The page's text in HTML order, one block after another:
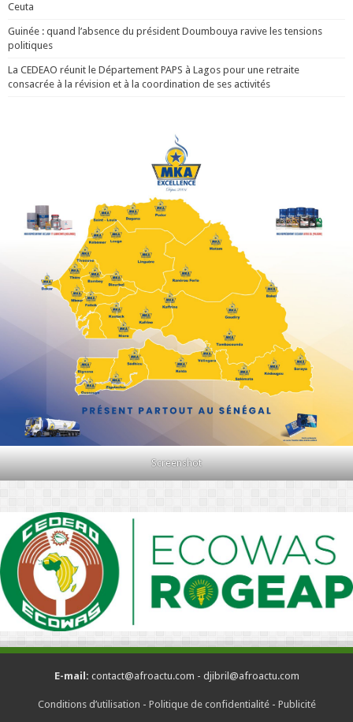
Ceuta
Guinée : quand l’absence du président Doumbouya ravive les tensions
politiques
La CEDEAO réunit le Département PAPS à Lagos pour une retraite
consacrée à la révision et à la coordination de ses activités
Screenshot
E-mail: contact@afroactu.com - djibril@afroactu.com
Conditions d’utilisation - Politique de confidentialité- Publicité